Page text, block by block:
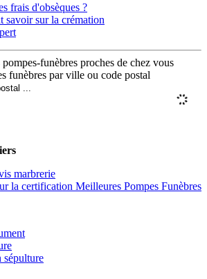
frais d'obsèques ?
savoir sur la crémation
funèbres proches de chez vous
funèbres par ville ou code postal
marbrerie
la certification Meilleures Pompes Funèbres
sépulture